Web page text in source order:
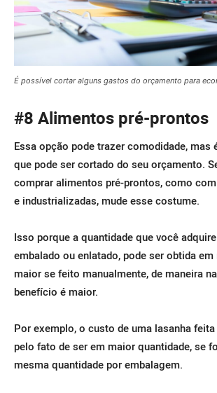
É possível cortar alguns gastos do orçamento para
#8 Alimentos pré-prontos
Essa opção pode trazer comodidade, mas
que pode ser cortado do seu orçamento.
comprar alimentos pré-prontos, como
e industrializadas, mude esse costume.
Isso porque a quantidade que você
embalado ou enlatado, pode ser obtida em
maior se feito manualmente, de maneira
benefício é maior.
Por exemplo, o custo de uma lasanha
pelo fato de ser em maior quantidade, se
mesma quantidade por embalagem.